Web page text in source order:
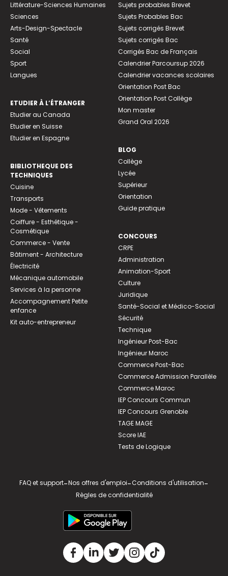
Littérature-Sciences Humaines
Sciences
Arts-Design-Spectacle
Santé
Social
Sport
Langues
ETUDIER À L’ÉTRANGER
Etudier au Canada
Etudier en Suisse
Etudier en Espagne
BIBLIOTHEQUE DES
TECHNIQUES
Cuisine
Transports
Mode - Vêtements
Coiffure - Esthétique -
Cosmétique
Commerce - Vente
Bâtiment - Architecture
Électricité
Mécanique automobile
Services à la personne
Accompagnement Petite
enfance
Kit auto-entrepreneur
Sujets probables Brevet
Sujets Probables Bac
Sujets corrigés Brevet
Sujets corrigés Bac
Corrigés Bac de Français
Calendrier Parcoursup 2026
Calendrier vacances scolaires
Orientation Post Bac
Orientation Post Collège
Mon master
Grand Oral 2026
BLOG
Collège
Lycée
Supérieur
Orientation
Guide pratique
CONCOURS
CRPE
Administration
Animation-Sport
Culture
Juridique
Santé-Social et Médico-Social
Sécurité
Technique
Ingénieur Post-Bac
Ingénieur Maroc
Commerce Post-Bac
Commerce Admission Parallèle
Commerce Maroc
IEP Concours Commun
IEP Concours Grenoble
TAGE MAGE
Score IAE
Tests de Logique
FAQ et support-Nos offres d'emploi-Conditions d'utilisation-
Règles de confidentialité